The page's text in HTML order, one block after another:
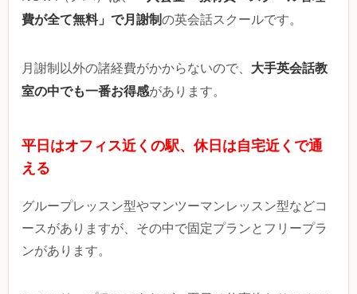
費が全て無料」で月謝制の英会話スクールです。
月謝制以外の諸経費がかからないので、 大手英会話教
室の中でも一番お得感があります。
平日はオフィス近くの駅、休日は自宅近くで通
える
グループレッスン型やマンツーマンレッスン型などコ
ースがありますが、その中で固定プランとフリープラ
ンがあります。